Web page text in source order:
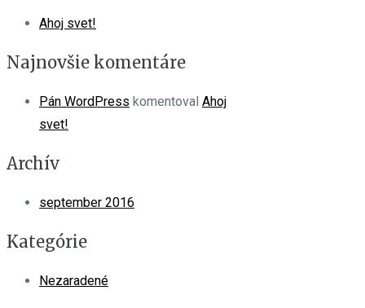
Ahoj svet!
Najnovšie komentáre
Pán WordPress komentoval Ahoj
svet!
Archív
september 2016
Kategórie
Nezaradené